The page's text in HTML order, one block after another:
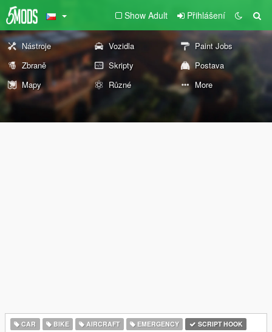
Show Adult Přihlášení
Nástroje Vozidla
Paint Jobs
Zbraně
Skripty
Postava
Mapy
Různé More
CAR BIKE AIRCRAFT EMERGENCY
SCRIPT HOOK